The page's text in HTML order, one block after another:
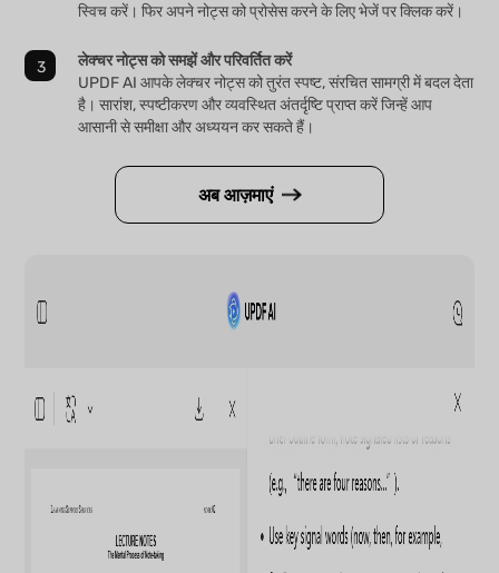
स्विच करें। फिर अपने नोट्स को प्रोसेस करने के लिए भेजें पर क्लिक करें।
लेक्चर नोट्स को समझें और परिवर्तित करें
UPDF AI आपके लेक्चर नोट्स को तुरंत स्पष्ट, संरचित सामग्री में बदल देता
है। सारांश, स्पष्टीकरण और व्यवस्थित अंतर्दृष्टि प्राप्त करें जिन्हें आप
आसानी से समीक्षा और अध्ययन कर सकते हैं।
अब आज़माएं